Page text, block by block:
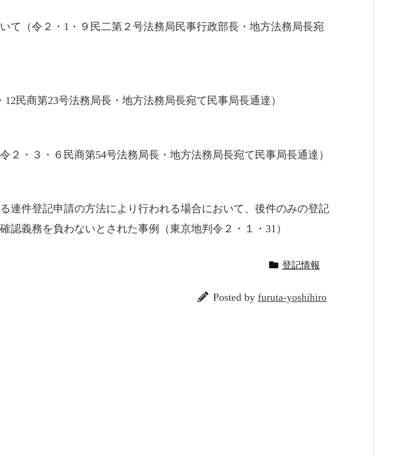
て（令２・1・９民二第２号法務局民事行政部長・地方法務局長宛
民商第23号法務局長・地方法務局長宛て民事局長通達）
・３・６民商第54号法務局長・地方法務局長宛て民事局長通達）
連件登記申請の方法により行われる場合において、後件のみの登記
義務を負わないとされた事例（東京地判令２・１・31）
登記情報
Posted by furuta-yoshihiro